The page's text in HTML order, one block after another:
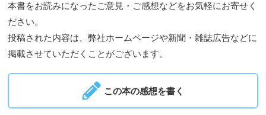
本書をお読みになったご意見・ご感想などをお気軽にお寄せく
ださい。
投稿された内容は、弊社ホームページや新聞・雑誌広告などに
掲載させていただくことがございます。
この本の感想を書く